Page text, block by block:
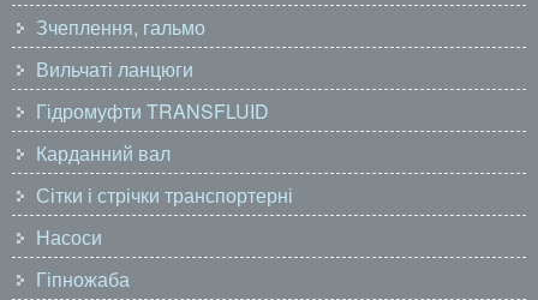
Зчеплення, гальмо
Вильчаті ланцюги
Гідромуфти TRANSFLUID
Карданний вал
Сітки і стрічки транспортерні
Насоси
Гіпножаба